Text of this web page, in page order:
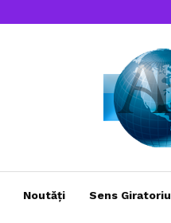
Noutăți Sens Giratoriu